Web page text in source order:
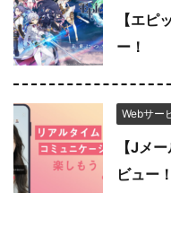
【エピ
ー！
Webサー
【Jメ
ビュー！